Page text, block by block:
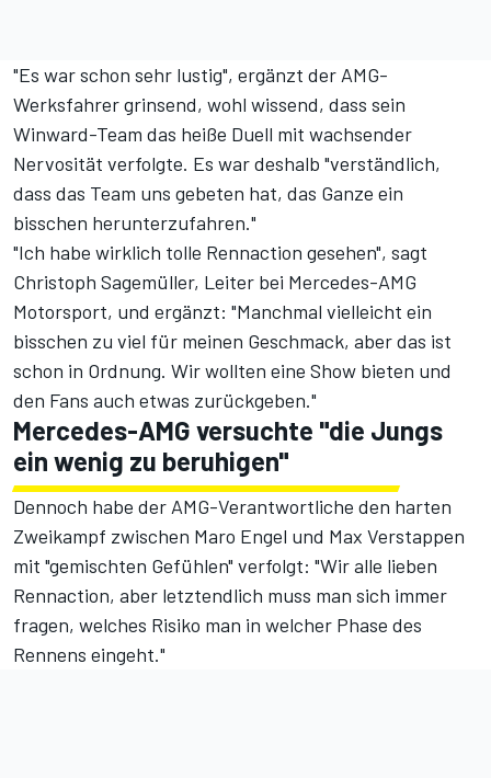
"Es war schon sehr lustig", ergänzt der AMG-
Werksfahrer grinsend, wohl wissend, dass sein
Winward-Team das heiße Duell mit wachsender
Nervosität verfolgte. Es war deshalb "verständlich,
dass das Team uns gebeten hat, das Ganze ein
bisschen herunterzufahren."
"Ich habe wirklich tolle Rennaction gesehen", sagt
Christoph Sagemüller, Leiter bei Mercedes-AMG
Motorsport, und ergänzt: "Manchmal vielleicht ein
bisschen zu viel für meinen Geschmack, aber das ist
schon in Ordnung. Wir wollten eine Show bieten und
den Fans auch etwas zurückgeben."
Mercedes-AMG versuchte "die Jungs
ein wenig zu beruhigen"
Dennoch habe der AMG-Verantwortliche den harten
Zweikampf zwischen Maro Engel und Max Verstappen
mit "gemischten Gefühlen" verfolgt: "Wir alle lieben
Rennaction, aber letztendlich muss man sich immer
fragen, welches Risiko man in welcher Phase des
Rennens eingeht."